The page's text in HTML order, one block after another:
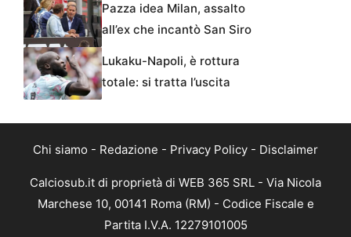
Pazza idea Milan, assalto
all’ex che incantò San Siro
Lukaku-Napoli, è rottura
totale: si tratta l’uscita
Chi siamo - Redazione - Privacy Policy - Disclaimer
Calciosub.it di proprietà di WEB 365 SRL - Via Nicola
Marchese 10, 00141 Roma (RM) - Codice Fiscale e
Partita I.V.A. 12279101005